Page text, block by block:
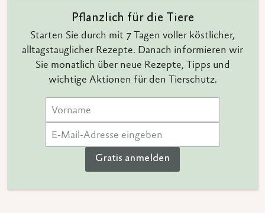
Pflanzlich für die Tiere
Starten Sie durch mit 7 Tagen voller köstlicher,
alltagstauglicher Rezepte. Danach informieren wir
Sie monatlich über neue Rezepte, Tipps und
wichtige Aktionen für den Tierschutz.
Gratis anmelden